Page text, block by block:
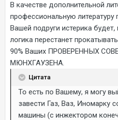
В качестве дополнительной
профессиональную
Вашей подруги истерика
логика перестанет
90% Ваших ПРОВЕРЕННЫХ
МЮНХГАУЗЕНА.
Цитата
То есть по Вашему, я могу
завести Газ, Ваз, Иномарку
машины (с инжектором